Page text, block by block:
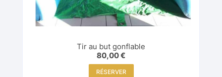
Tir au but gonflable
80,00€
RÉSERVER